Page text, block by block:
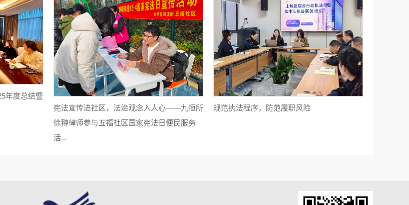
年度总结暨
宪法宣传进社区，法治观念入人心——九恒所
徐翀律师参与五福社区国家宪法日便民服务
活...
规范执法程序，防范履职风险